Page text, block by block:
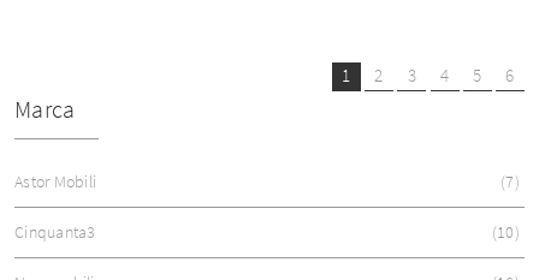
1 2 3 4 5 6
Marca
Astor Mobili 7
Cinquanta3 10